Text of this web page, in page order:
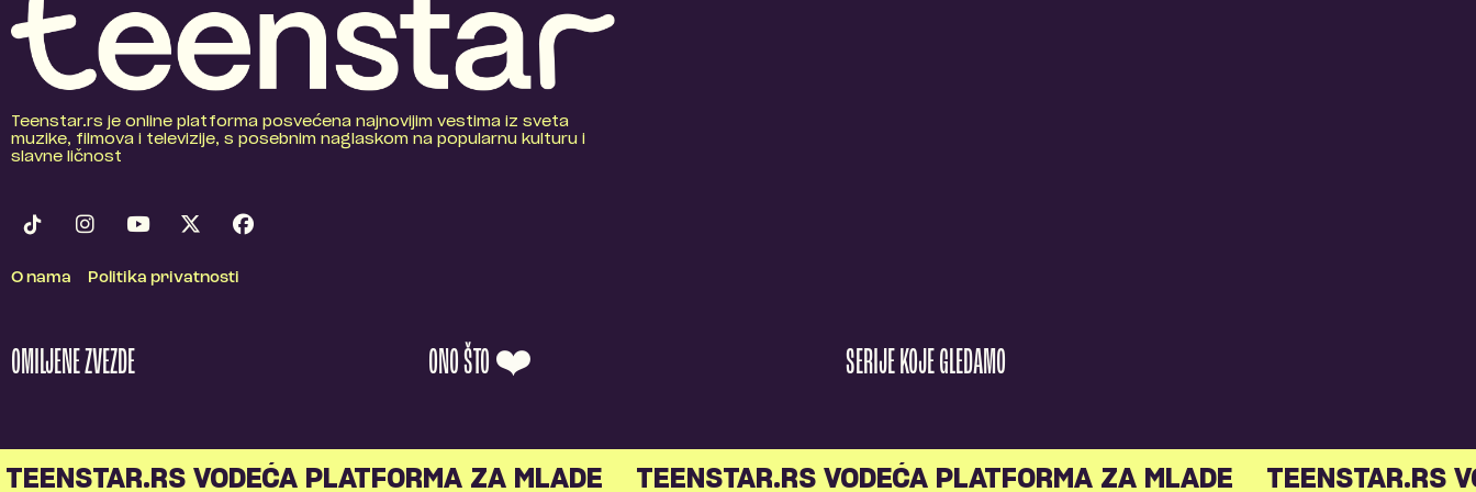
Teenstar.rs je online platforma posvećena najnovijim vestima iz sveta
muzike, filmova i televizije, s posebnim naglaskom na popularnu kulturu i
slavne ličnost
O nama Politika privatnosti
OMILJENE ZVEZDE ONO ŠTO ❤️ SERIJE KOJE GLEDAMO
TEENSTAR.RS VODEĆA PLATFORMA ZA MLADE TEENSTAR.RS VODEĆA PLATFORMA ZA MLADE TEENSTAR.RS